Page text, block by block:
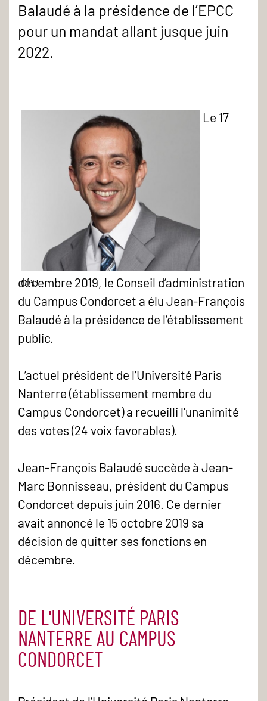
Balaudé à la présidence de l’EPCC
pour un mandat allant jusque juin
2022.
Jean-
François
Balaudé
-
CPU
Le 17
décembre 2019, le Conseil d’administration
du Campus Condorcet a élu Jean-François
Balaudé à la présidence de l’établissement
public.
L’actuel président de l’Université Paris
Nanterre (établissement membre du
Campus Condorcet) a recueilli l'unanimité
des votes (24 voix favorables).
Jean-François Balaudé succède à Jean-
Marc Bonnisseau, président du Campus
Condorcet depuis juin 2016. Ce dernier
avait annoncé le 15 octobre 2019 sa
décision de quitter ses fonctions en
décembre.
DE L'UNIVERSITÉ PARIS
NANTERRE AU CAMPUS
CONDORCET